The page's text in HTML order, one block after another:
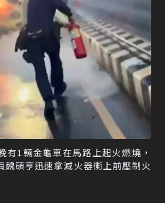
有1輛金龜車在馬路上起火燃燒，
碩亨迅速拿滅火器衝上前壓制火